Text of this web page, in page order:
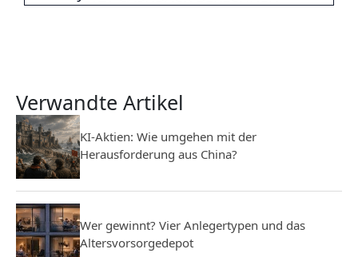
Verwandte Artikel
KI-Aktien: Wie umgehen mit der
Herausforderung aus China?
Wer gewinnt? Vier Anlegertypen und das
Altersvorsorgedepot